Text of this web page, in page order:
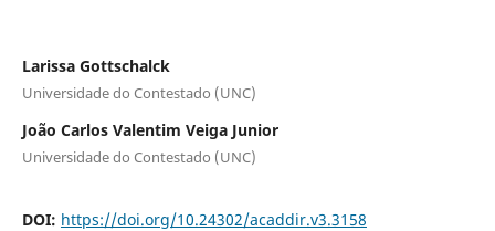
Larissa Gottschalck
Universidade do Contestado (UNC)
João Carlos Valentim Veiga Junior
Universidade do Contestado (UNC)
DOI: https://doi.org/10.24302/acaddir.v3.3158